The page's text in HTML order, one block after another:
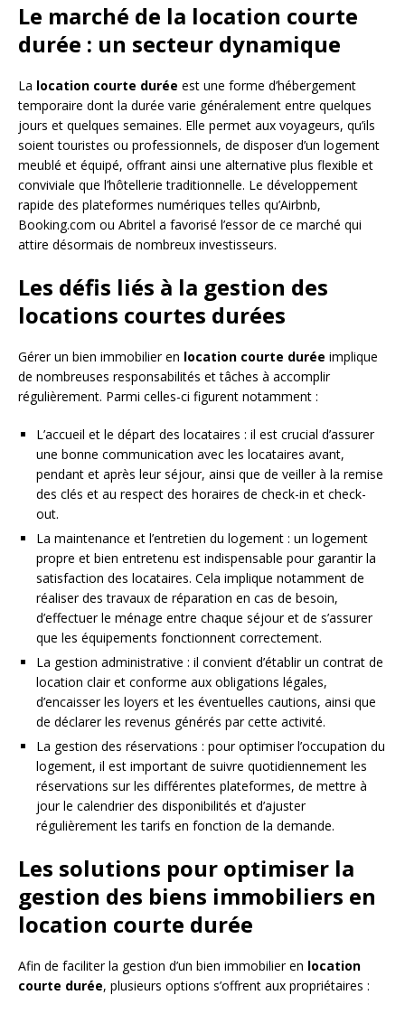
Le marché de la location courte
durée : un secteur dynamique
La location courte durée est une forme d’hébergement
temporaire dont la durée varie généralement entre quelques
jours et quelques semaines. Elle permet aux voyageurs, qu’ils
soient touristes ou professionnels, de disposer d’un logement
meublé et équipé, offrant ainsi une alternative plus flexible et
conviviale que l’hôtellerie traditionnelle. Le développement
rapide des plateformes numériques telles qu’Airbnb,
Booking.com ou Abritel a favorisé l’essor de ce marché qui
attire désormais de nombreux investisseurs.
Les défis liés à la gestion des
locations courtes durées
Gérer un bien immobilier en location courte durée implique
de nombreuses responsabilités et tâches à accomplir
régulièrement. Parmi celles-ci figurent notamment :
L’accueil et le départ des locataires : il est crucial d’assurer
une bonne communication avec les locataires avant,
pendant et après leur séjour, ainsi que de veiller à la remise
des clés et au respect des horaires de check-in et check-
out.
La maintenance et l’entretien du logement : un logement
propre et bien entretenu est indispensable pour garantir la
satisfaction des locataires. Cela implique notamment de
réaliser des travaux de réparation en cas de besoin,
d’effectuer le ménage entre chaque séjour et de s’assurer
que les équipements fonctionnent correctement.
La gestion administrative : il convient d’établir un contrat de
location clair et conforme aux obligations légales,
d’encaisser les loyers et les éventuelles cautions, ainsi que
de déclarer les revenus générés par cette activité.
La gestion des réservations : pour optimiser l’occupation du
logement, il est important de suivre quotidiennement les
réservations sur les différentes plateformes, de mettre à
jour le calendrier des disponibilités et d’ajuster
régulièrement les tarifs en fonction de la demande.
Les solutions pour optimiser la
gestion des biens immobiliers en
location courte durée
Afin de faciliter la gestion d’un bien immobilier en location
courte durée, plusieurs options s’offrent aux propriétaires :